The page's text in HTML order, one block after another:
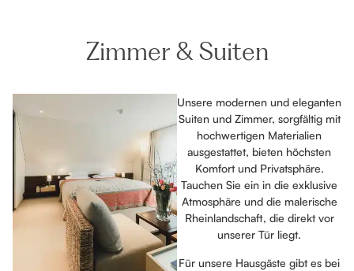
Zimmer & Suiten
Unsere modernen und eleganten
Suiten und Zimmer, sorgfältig mit
hochwertigen Materialien
ausgestattet, bieten höchsten
Komfort und Privatsphäre.
Tauchen Sie ein in die exklusive
Atmosphäre und die malerische
Rheinlandschaft, die direkt vor
unserer Tür liegt.
Für unsere Hausgäste gibt es bei